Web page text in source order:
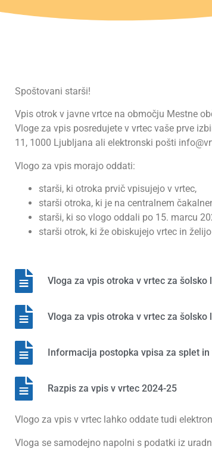
Spoštovani starši!
Vpis otrok v javne vrtce na območju Mestne
Vloge za vpis posredujete v vrtec vaše prve
11, 1000 Ljubljana ali elektronski pošti
Vlogo za vpis morajo oddati:
starši, ki otroka prvič vpisujejo v vrtec,
starši otroka, ki je na centralnem
starši, ki so vlogo oddali po 15. marcu
starši otrok, ki že obiskujejo vrtec in
Vloga za vpis otroka v vrtec za šolsko
Vloga za vpis otroka v vrtec za
Informacija postopka vpisa za splet
Razpis za vpis v vrtec 2024-25
Vlogo za vpis v vrtec lahko oddate tudi
Vloga se samodejno napolni s podatki iz